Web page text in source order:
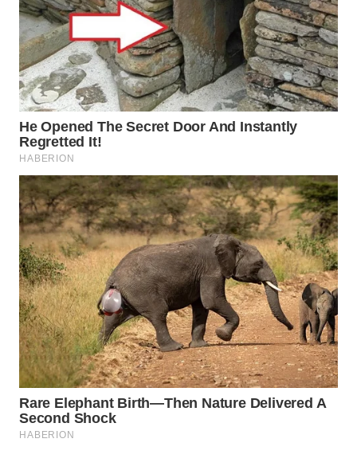
WN
LIKUPANG
WN
LABUANBAJO
WN
Wahana
Media
Group
WAHANA
NEWS
WAHANA
TANI
ADVOKAT